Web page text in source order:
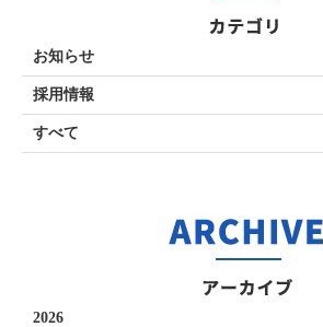
お知らせ
採用情報
すべて
2026